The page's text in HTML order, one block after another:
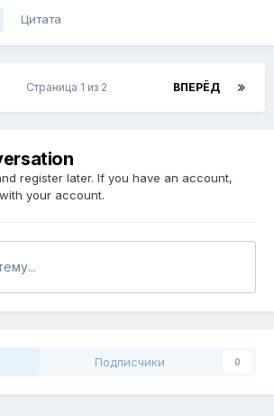
Цитата
ВПЕРЁД
Страница 1 из 2
register later. If you have an account,
your account.
Подписчики 0